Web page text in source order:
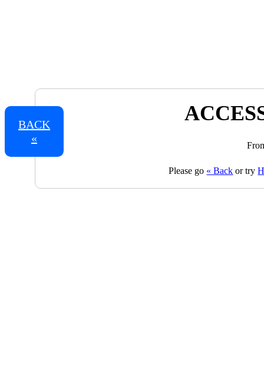
BACK
«
Please go « Back or try